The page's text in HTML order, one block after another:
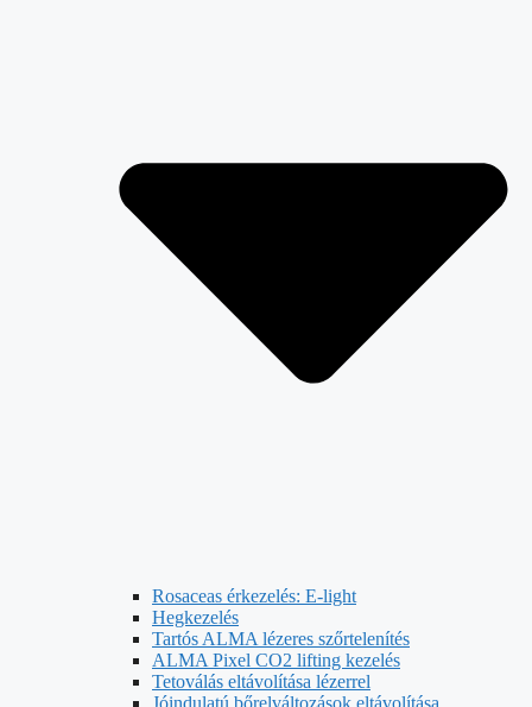
Rosaceas érkezelés: E-light
Hegkezelés
Tartós ALMA lézeres szőrtelenítés
ALMA Pixel CO2 lifting kezelés
Tetoválás eltávolítása lézerrel
Jóindulatú bőrelváltozások eltávolítása